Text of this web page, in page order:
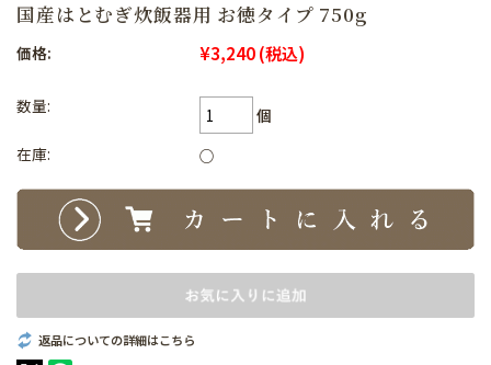
国産はとむぎ炊飯器用 お徳タイプ 750g
価格: ¥3,240(税込)
数量:
個
在庫:
○
返品についての詳細はこちら